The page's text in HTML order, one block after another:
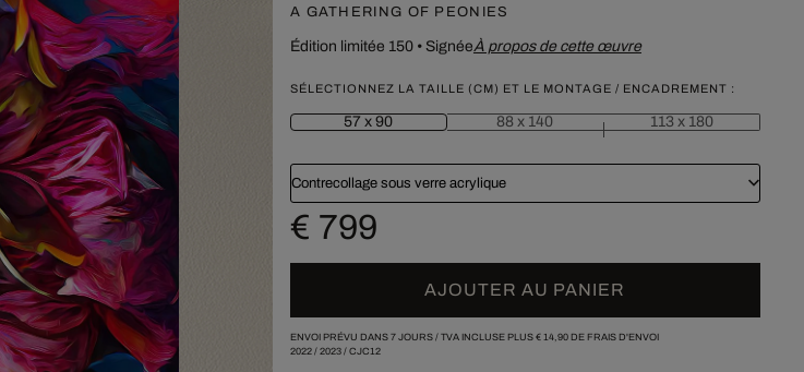
A GATHERING OF PEONIES
Édition limitée 150• SignéeÀ propos de cette œuvre
SÉLECTIONNEZ LA TAILLE (CM) ET LE MONTAGE / ENCADREMENT :
57 x 90 88 x 140 113 x 180
Contrecollage sous verre acrylique
€ 799
AJOUTER AU PANIER
ENVOI PRÉVU DANS 7 JOURS / TVA INCLUSE PLUS € 14,90DE FRAIS D'ENVOI
2022/ 2023/ CJC12